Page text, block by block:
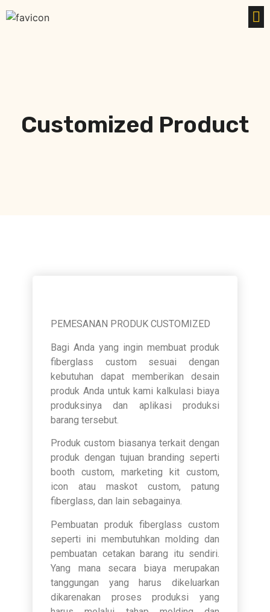
Customized Product
PEMESANAN PRODUK CUSTOMIZED
Bagi Anda yang ingin membuat produk
fiberglass custom sesuai dengan
kebutuhan dapat memberikan desain
produk Anda untuk kami kalkulasi biaya
produksinya dan aplikasi produksi
barang tersebut.
Produk custom biasanya terkait dengan
produk dengan tujuan branding seperti
booth custom, marketing kit custom,
icon atau maskot custom, patung
fiberglass, dan lain sebagainya.
Pembuatan produk fiberglass custom
seperti ini membutuhkan molding dan
pembuatan cetakan barang itu sendiri.
Yang mana secara biaya merupakan
tanggungan yang harus dikeluarkan
dikarenakan proses produksi yang